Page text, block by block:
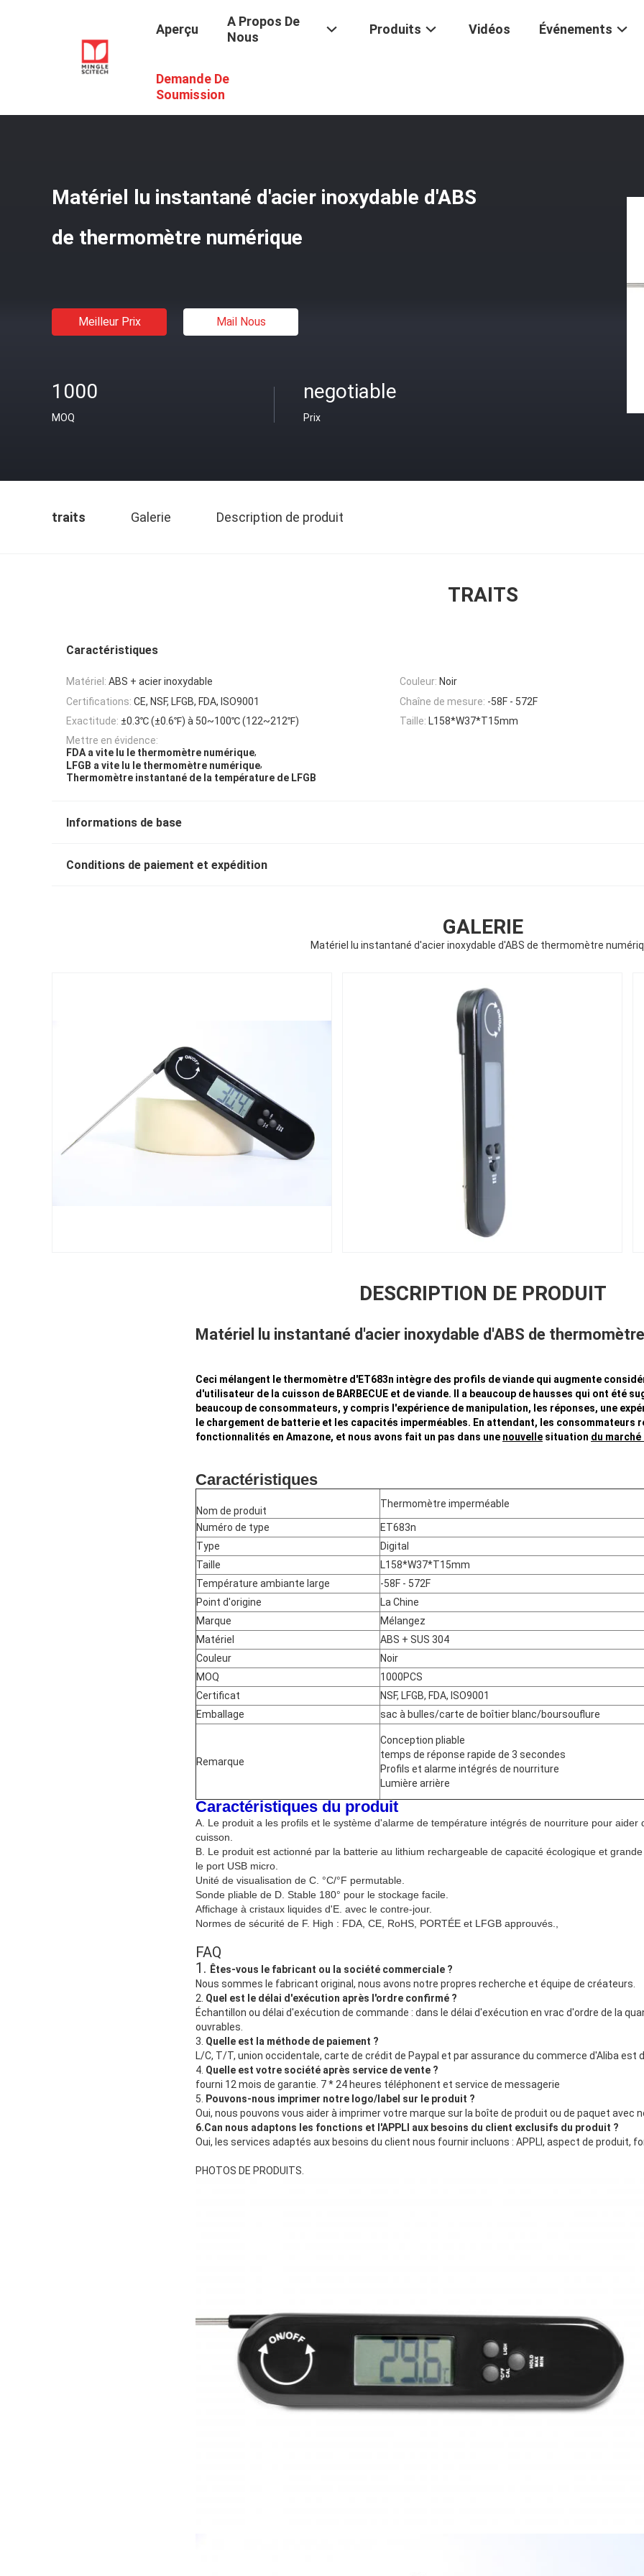
Aperçu
A Propos De
Nous
Produits Vidéos Événements
Demande De
Soumission
L'instant A Lu Le Thermomètre Numérique
Matériel lu instantané d'acier inoxydable d'ABS
de thermomètre numérique
Meilleur Prix Mail Nous
1000
MOQ
negotiable
Prix
traits Galerie Description de produit
TRAITS
Caractéristiques
Matériel: ABS + acier inoxydable Couleur: Noir
Certifications: CE, NSF, LFGB, FDA, ISO9001 Chaîne de mesure: -58F - 572F
Exactitude: ±0.3℃ (±0.6℉) à 50~100℃ (122~212℉) Taille: L158*W37*T15mm
Mettre en évidence:
FDA a vite lu le thermomètre numérique,
LFGB a vite lu le thermomètre numérique,
Thermomètre instantané de la température de LFGB
Informations de base
Conditions de paiement et expédition
GALERIE
Matériel lu instantané d'acier inoxydable d'ABS de thermomètre
DESCRIPTION DE PRODUIT
Matériel lu instantané d'acier inoxydable d'ABS de
Ceci mélangent le thermomètre d'ET683n intègre des profils de viande qui augmente
d'utilisateur de la cuisson de BARBECUE et de viande. Il a beaucoup de hausses qui ont été
beaucoup de consommateurs, y compris l'expérience de manipulation, les réponses, une
le chargement de batterie et les capacités imperméables. En attendant, les consommateurs
fonctionnalités en Amazone, et nous avons fait un pas dans une nouvelle situation du
Caractéristiques
Nom de produit
Thermomètre imperméable
Numéro de type
ET683n
Type
Digital
Taille
L158*W37*T15mm
Température ambiante large
-58F - 572F
Point d'origine
La Chine
Marque
Mélangez
Matériel
ABS + SUS 304
Couleur
Noir
MOQ
1000PCS
Certificat
NSF, LFGB, FDA, ISO9001
Emballage
sac à bulles/carte de boîtier blanc/boursouflure
Remarque
Conception pliable
temps de réponse rapide de 3 secondes
Profils et alarme intégrés de nourriture
Lumière arrière
Caractéristiques du produit
A. Le produit a les profils et le système d'alarme de température intégrés de nourriture pour aider
cuisson.
B. Le produit est actionné par la batterie au lithium rechargeable de capacité écologique et
le port USB micro.
Unité de visualisation de C. °C/°F permutable.
Sonde pliable de D. Stable 180° pour le stockage facile.
Affichage à cristaux liquides d'E. avec le contre-jour.
Normes de sécurité de F. High : FDA, CE, RoHS, PORTÉE et LFGB approuvés.,
FAQ
1. Êtes-vous le fabricant ou la société commerciale ?
Nous sommes le fabricant original, nous avons notre propres recherche et équipe de créateurs.
2. Quel est le délai d'exécution après l'ordre confirmé ?
Échantillon ou délai d'exécution de commande : dans le délai d'exécution en vrac d'ordre de la
ouvrables.
3. Quelle est la méthode de paiement ?
L/C, T/T, union occidentale, carte de crédit de Paypal et par assurance du commerce d'Aliba est
4. Quelle est votre société après service de vente ?
fourni 12 mois de garantie. 7 * 24 heures téléphonent et service de messagerie
5.
Pouvons-nous imprimer notre logo/label sur le produit ?
Oui, nous pouvons vous aider à imprimer votre marque sur la boîte de produit ou de paquet avec
6.Can nous adaptons les fonctions et l'APPLI aux besoins du client exclusifs du produit ?
Oui, les services adaptés aux besoins du client nous fournir incluons : APPLI, aspect de produit,
PHOTOS DE PRODUITS.